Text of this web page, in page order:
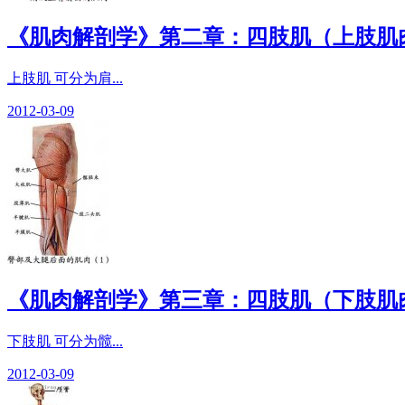
《肌肉解剖学》第二章：四肢肌（上肢肌
上肢肌 可分为肩...
2012-03-09
《肌肉解剖学》第三章：四肢肌（下肢肌
下肢肌 可分为髋...
2012-03-09